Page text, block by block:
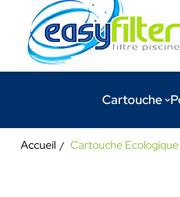
Cartouche
Accueil Cartouche